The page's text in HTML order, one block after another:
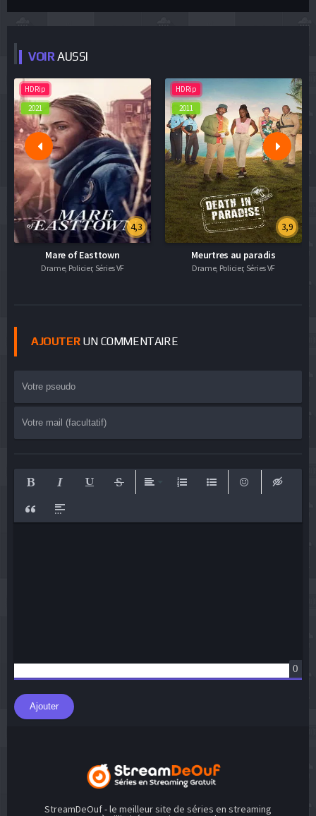
VOIRAUSSI
HDRip
2021
4,3
Mare of Easttown
Drame, Policier, Séries VF
HDRip
2011
3,9
Meurtres au paradis
Drame, Policier, Séries VF
AJOUTERUN COMMENTAIRE
0
Ajouter
StreamDeOuf - le meilleur site de séries en streaming